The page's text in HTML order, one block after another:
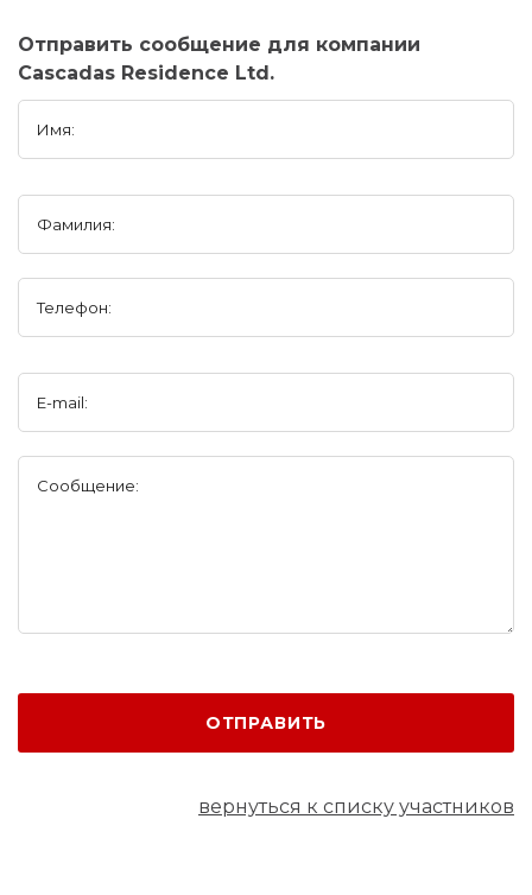
Отправить сообщение для компании
Cascadas Residence Ltd.
Имя:
Фамилия:
Телефон:
E-mail:
Сообщение:
ОТПРАВИТЬ
вернуться к списку участников